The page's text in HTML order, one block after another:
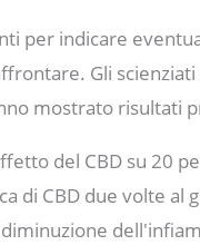
per indicare
Gli
mostrato risultati
del CBD su 20
di CBD due volte